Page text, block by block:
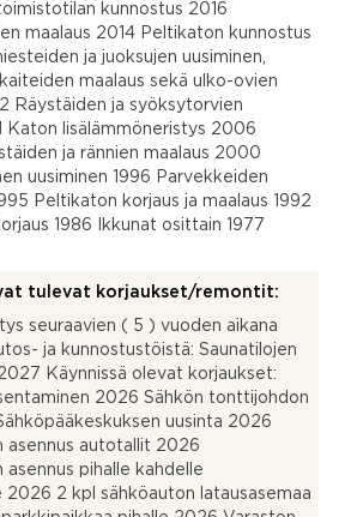
kunnostus 2016
maalaus 2014 Peltikaton kunnostus
ja juoksujen uusiminen,
maalaus sekä ulko-ovien
Räystäiden ja syöksytorvien
Katon lisälämmöneristys 2006
ja rännien maalaus 2000
uusiminen 1996 Parvekkeiden
Peltikaton korjaus ja maalaus 1992
1986 Ikkunat osittain 1977
tulevat korjaukset/remontit:
seuraavien ( 5 ) vuoden aikana
ja kunnostustöistä: Saunatilojen
Käynnissä olevat korjaukset:
2026 Sähkön tonttijohdon
uusinta 2026
asennus autotallit 2026
asennus pihalle kahdelle
2026 2 kpl sähköauton latausasemaa